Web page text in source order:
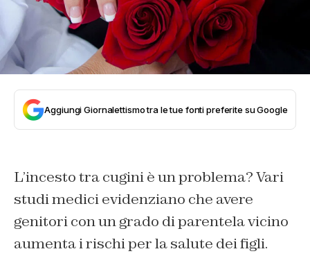
Aggiungi Giornalettismo tra le tue fonti preferite su Google
L’incesto tra cugini è un problema? Vari
studi medici evidenziano che avere
genitori con un grado di parentela vicino
aumenta i rischi per la salute dei figli.